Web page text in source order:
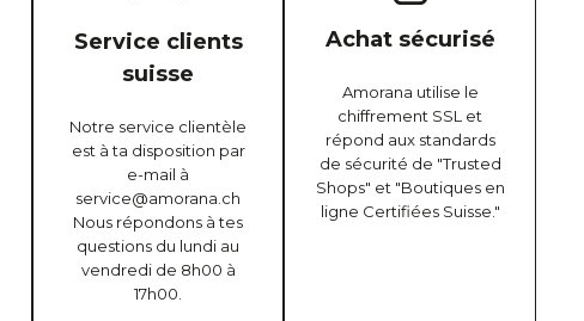
Service clients
suisse
Notre service clientèle
est à ta disposition par
e-mail à
service@amorana.ch
Nous répondons à tes
questions du lundi au
vendredi de 8h00 à
17h00.
Achat sécurisé
Amorana utilise le
chiffrement SSL et
répond aux standards
de sécurité de "Trusted
Shops" et "Boutiques en
ligne Certifiées Suisse."